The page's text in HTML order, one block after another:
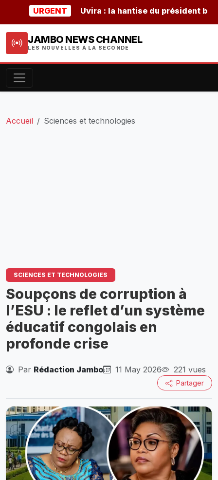
URGENT Uvira : la hantise du président
JAMBO NEWS CHANNEL
LES NOUVELLES À LA SECONDE
Accueil Sciences et technologies
SCIENCES ET TECHNOLOGIES
Soupçons de corruption à
l’ESU : le reflet d’un système
éducatif congolais en
profonde crise
Par Rédaction Jambo 11 May 2026 221 vues
Partager